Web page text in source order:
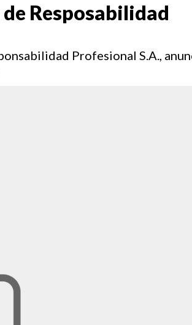
de Resposabilidad
Profesional S.A.,